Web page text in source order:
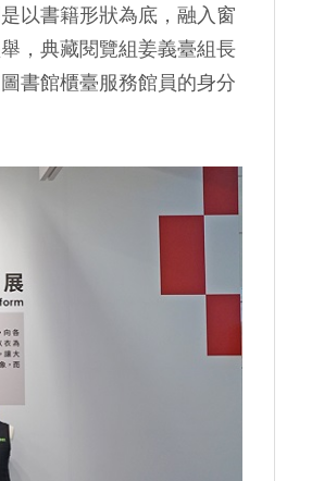
以書籍形狀為底，融入窗
，典藏閱覽組姜義臺組長
書館櫃臺服務館員的身分